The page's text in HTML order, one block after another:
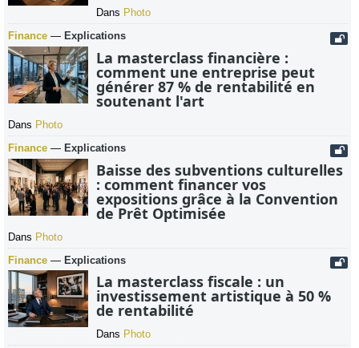
Dans Photo
Finance — Explications
La masterclass financière :
comment une entreprise peut
générer 87 % de rentabilité en
soutenant l'art
Dans Photo
Finance — Explications
Baisse des subventions culturelles
: comment financer vos
expositions grâce à la Convention
de Prêt Optimisée
Dans Photo
Finance — Explications
La masterclass fiscale : un
investissement artistique à 50 %
de rentabilité
Dans Photo